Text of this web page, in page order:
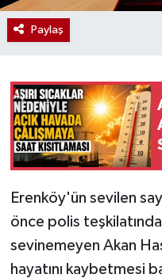
Paylaş
Erenköy'ün sevilen
önce polis
sevinemeyen Akan
hayatını kaybetmesi